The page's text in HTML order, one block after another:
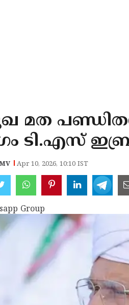
മത
ടി.എസ്
Apr 10, 2026, 10:10 IST
Group